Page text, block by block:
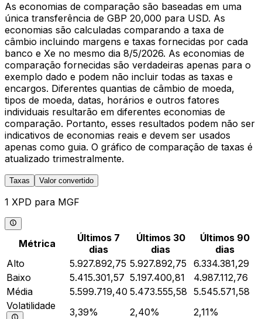
As economias de comparação são baseadas em uma
única transferência de GBP 20,000 para USD. As
economias são calculadas comparando a taxa de
câmbio incluindo margens e taxas fornecidas por cada
banco e Xe no mesmo dia 8/5/2026. As economias de
comparação fornecidas são verdadeiras apenas para o
exemplo dado e podem não incluir todas as taxas e
encargos. Diferentes quantias de câmbio de moeda,
tipos de moeda, datas, horários e outros fatores
individuais resultarão em diferentes economias de
comparação. Portanto, esses resultados podem não ser
indicativos de economias reais e devem ser usados
apenas como guia. O gráfico de comparação de taxas é
atualizado trimestralmente.
Taxas Valor convertido
1 XPD para MGF
Métrica
Últimos 7
dias
Últimos 30
dias
Últimos 90
dias
Alto
5.927.892,75 5.927.892,75
6.334.381,29
Baixo
5.415.301,57 5.197.400,81
4.987.112,76
Média
5.599.719,40 5.473.555,58 5.545.571,58
Volatilidade
3,39% 2,40% 2,11%